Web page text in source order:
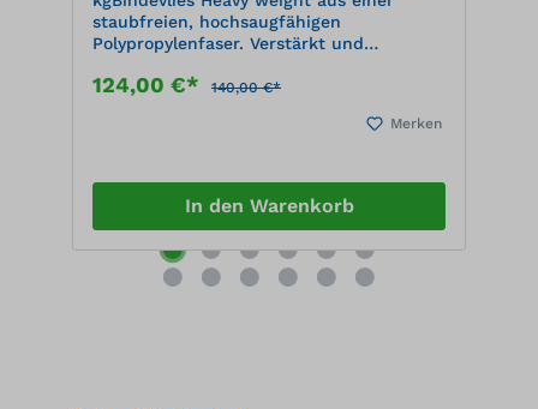
staubfreien, hochsaugfähigen
Polypropylenfaser. Verstärkt und
in der Breite. Nimmt alle Flüssigkeiten
124,00 €* 140,00 €*
Merken
In den Warenkorb